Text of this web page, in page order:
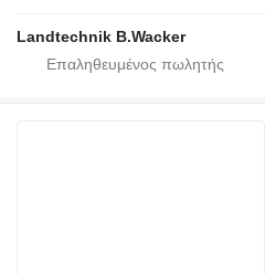
Landtechnik B.Wacker